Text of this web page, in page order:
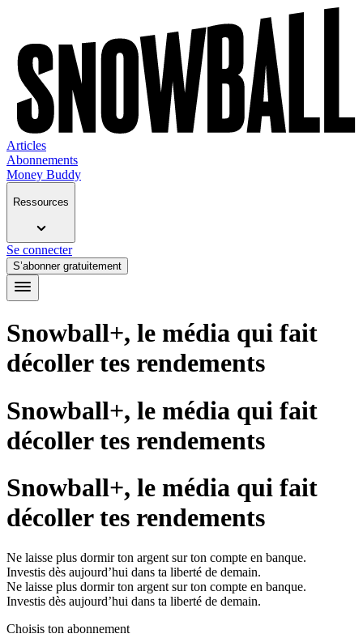
Articles
Abonnements
Money Buddy
Ressources
Se connecter
S’abonner gratuitement
Snowball+, le média qui fait
décoller tes rendements
Snowball+, le média qui fait
décoller tes rendements
Snowball+, le média qui fait
décoller tes rendements
Ne laisse plus dormir ton argent sur ton compte en banque.
Investis dès aujourd’hui dans ta liberté de demain.
Ne laisse plus dormir ton argent sur ton compte en banque.
Investis dès aujourd’hui dans ta liberté de demain.
Choisis ton abonnement